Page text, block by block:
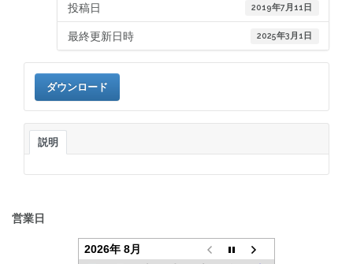
投稿日 2019年7月11日
最終更新日時 2025年3月1日
ダウンロード
説明
営業日
2026年 8月